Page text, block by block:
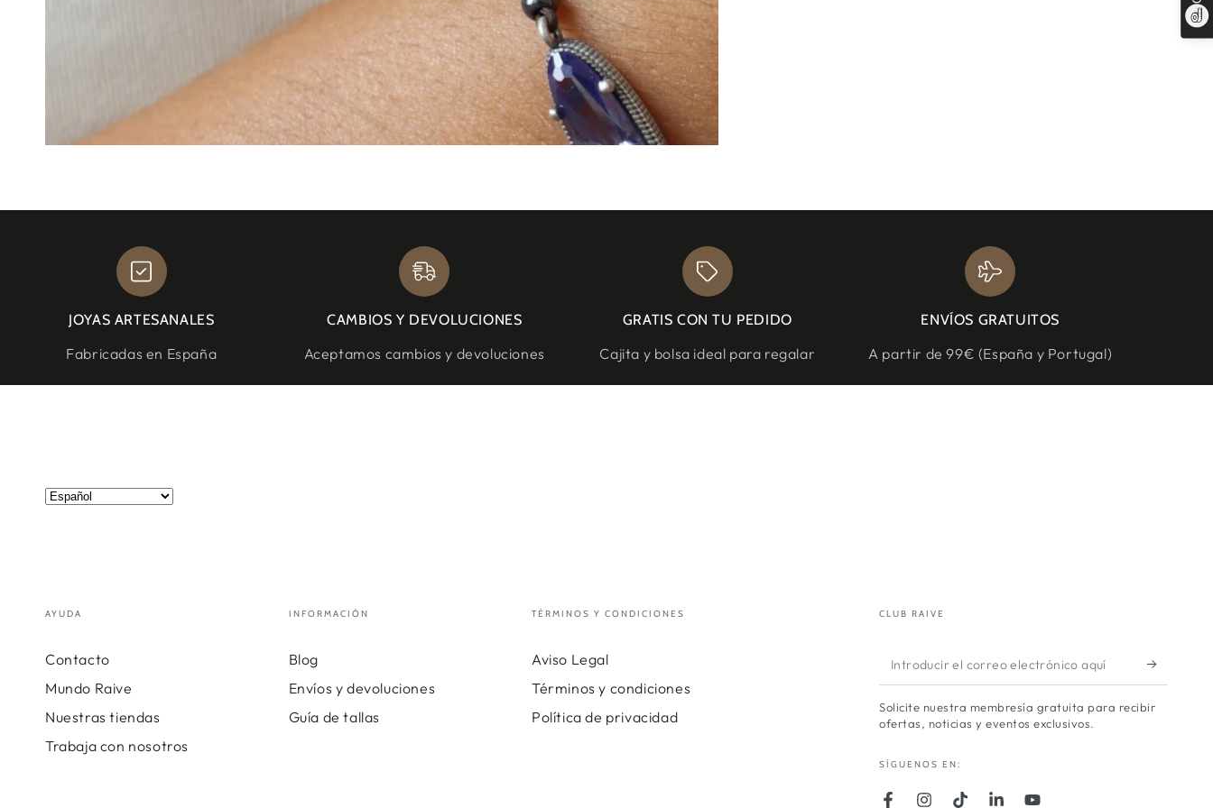
JOYAS ARTESANALES
Fabricadas en España
CAMBIOS Y DEVOLUCIONES
Aceptamos cambios y devoluciones
GRATIS CON TU PEDIDO
Cajita y bolsa ideal para regalar
ENVÍOS GRATUITOS
A partir de 99€ (España y Portugal)
AYUDA
Contacto
Mundo Raive
Nuestras tiendas
Trabaja con nosotros
INFORMACIÓN
Blog
Envíos y devoluciones
Guía de tallas
TÉRMINOS Y CONDICIONES
Aviso Legal
Términos y condiciones
Política de privacidad
CLUB RAIVE
Introducir
el
correo
aquí
Solicite nuestra membresía gratuita para recibir
ofertas, noticias y eventos exclusivos.
SÍGUENOS EN: